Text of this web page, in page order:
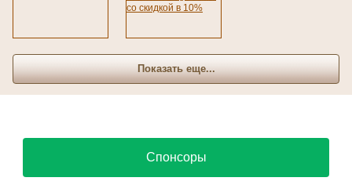
Показать еще...
Спонсоры